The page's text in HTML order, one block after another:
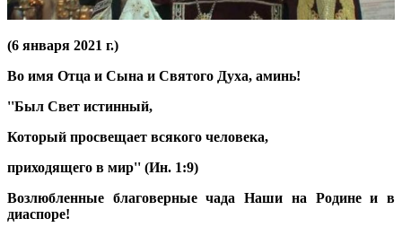
(6 января 2021 г.)
Во имя Отца и Сына и Святого Духа, аминь!
''Был Свет истинный,
Который просвещает всякого человека,
приходящего в мир'' (Ин. 1:9)
Возлюбленные благоверные чада Наши на Родине и в
диаспоре!